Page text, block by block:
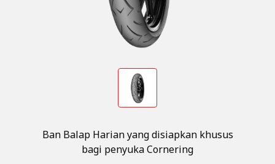
Ban Balap Harian yang disiapkan khusus
bagi penyuka Cornering